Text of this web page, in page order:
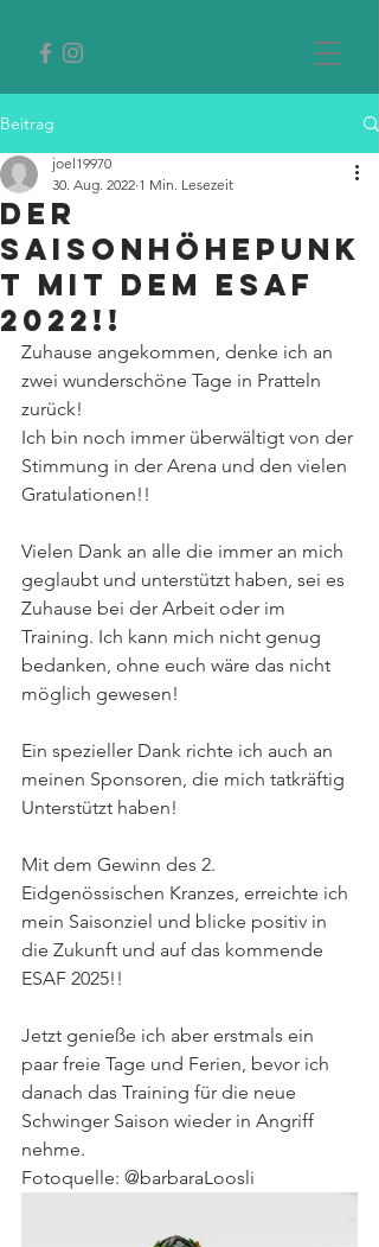
Beitrag
Der
Saisonhöhepunk
t mit dem ESAF
2022!!
joel19970
30. Aug. 2022 1 Min. Lesezeit
Zuhause angekommen, denke ich an
zwei wunderschöne Tage in Pratteln
zurück!
Ich bin noch immer überwältigt von der
Stimmung in der Arena und den vielen
Gratulationen!!
Vielen Dank an alle die immer an mich
geglaubt und unterstützt haben, sei es
Zuhause bei der Arbeit oder im
Training. Ich kann mich nicht genug
bedanken, ohne euch wäre das nicht
möglich gewesen!
Ein spezieller Dank richte ich auch an
meinen Sponsoren, die mich tatkräftig
Unterstützt haben!
Mit dem Gewinn des 2.
Eidgenössischen Kranzes, erreichte ich
mein Saisonziel und blicke positiv in
die Zukunft und auf das kommende
ESAF 2025!!
Jetzt genieße ich aber erstmals ein
paar freie Tage und Ferien, bevor ich
danach das Training für die neue
Schwinger Saison wieder in Angriff
nehme.
Fotoquelle: @barbaraLoosli